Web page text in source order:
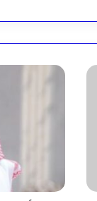
أحمد
مسفر